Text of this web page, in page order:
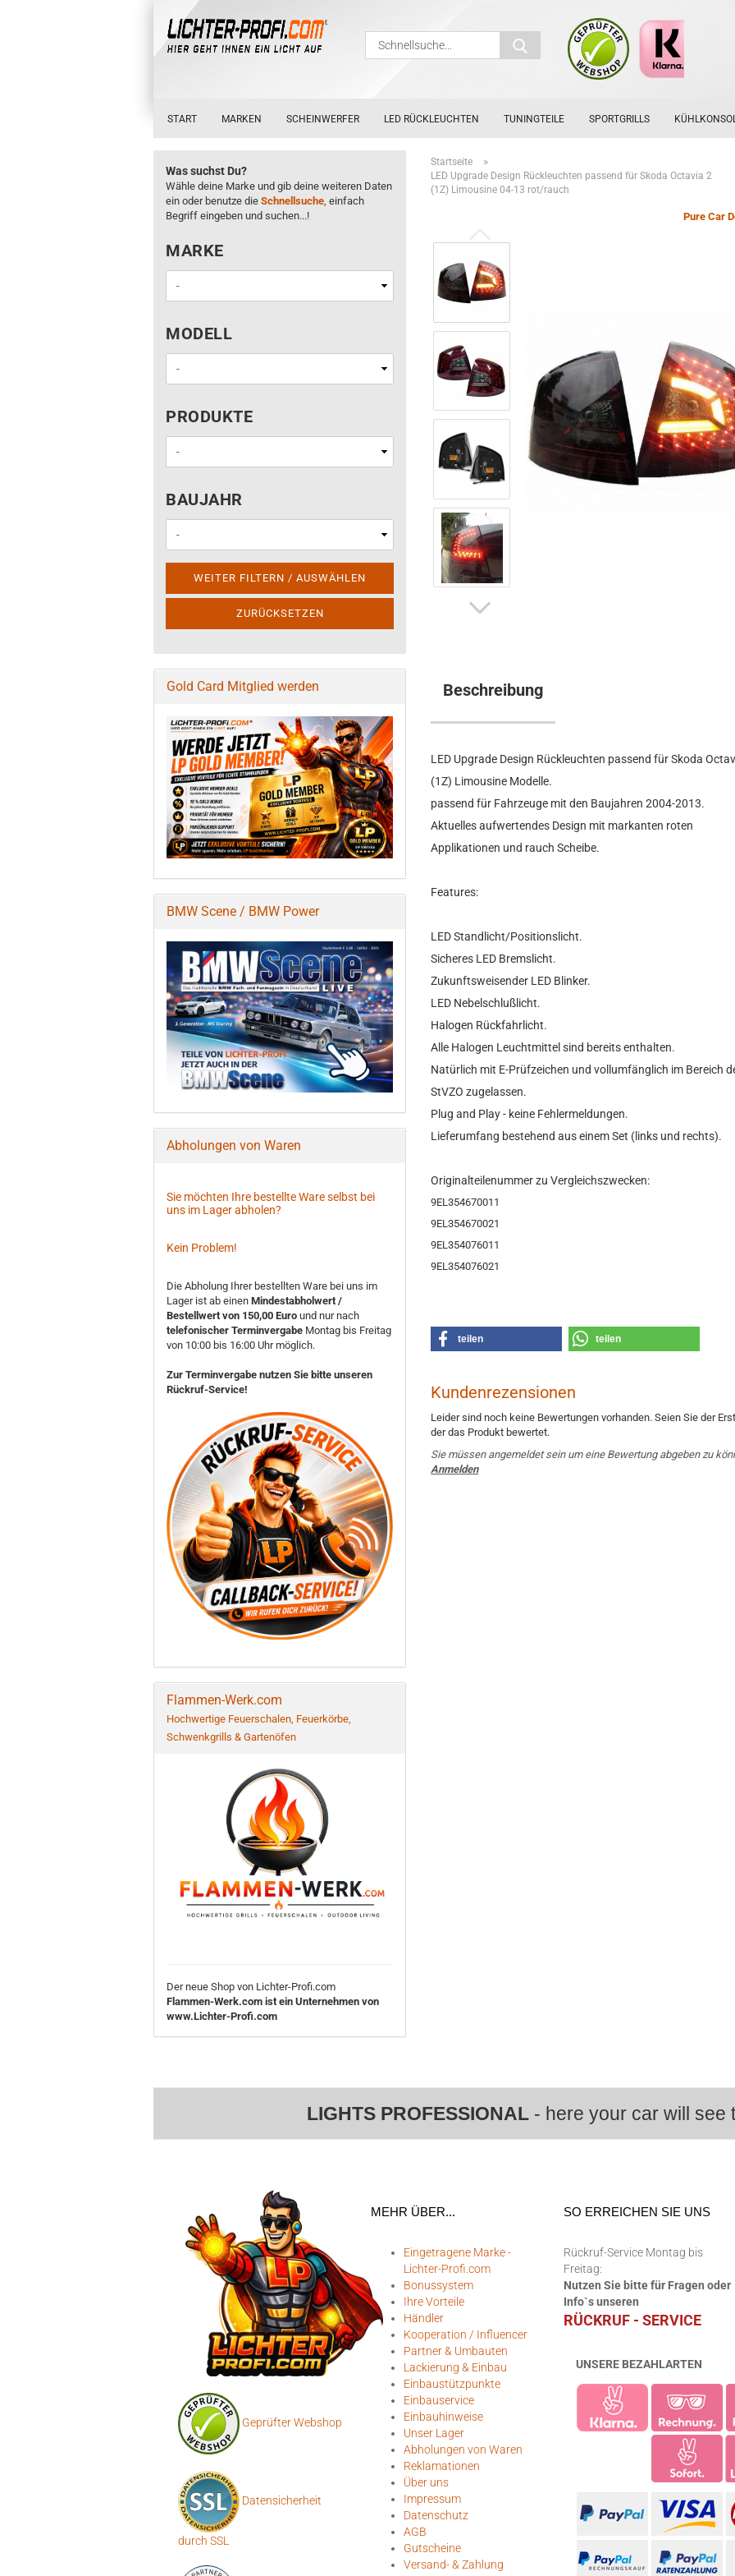
Schnellsuche...
START MARKEN SCHEINWERFER LED RÜCKLEUCHTEN TUNINGTEILE SPORTGRILLS
Startseite »
LED Upgrade Design Rückleuchten passend für Skoda Octavia 2
(1Z) Limousine 04-13 rot/rauch
Pure Car
Beschreibung
LED Upgrade Design Rückleuchten passend für Skoda
(1Z) Limousine Modelle.
passend für Fahrzeuge mit den Baujahren 2004-2013.
Aktuelles aufwertendes Design mit markanten roten
Applikationen und rauch Scheibe.
Features:
LED Standlicht/Positionslicht.
Sicheres LED Bremslicht.
Zukunftsweisender LED Blinker.
LED Nebelschlußlicht.
Halogen Rückfahrlicht.
Alle Halogen Leuchtmittel sind bereits enthalten.
Natürlich mit E-Prüfzeichen und vollumfänglich im Bereich
StVZO zugelassen.
Plug and Play - keine Fehlermeldungen.
Lieferumfang bestehend aus einem Set (links und rechts).
Originalteilenummer zu Vergleichszwecken:
9EL354670011
9EL354670021
9EL354076011
9EL354076021
teilen teilen
Kundenrezensionen
Leider sind noch keine Bewertungen vorhanden. Seien Sie der
der das Produkt bewertet.
Sie müssen angemeldet sein um eine Bewertung abgeben zu
Anmelden
Was suchst Du?
Wähle deine Marke und gib deine weiteren Daten
ein oder benutze die Schnellsuche, einfach
Begriff eingeben und suchen...!
MARKE
MARKE
MODELL
MODELL
PRODUKTE
PRODUKTE
BAUJAHR
BAUJAHR
WEITER FILTERN / AUSWÄHLEN
ZURÜCKSETZEN
Gold Card Mitglied werden
BMW Scene / BMW Power
Abholungen von Waren
Sie möchten Ihre bestellte Ware selbst bei
uns im Lager abholen?
Kein Problem!
Die Abholung Ihrer bestellten Ware bei uns im
Lager ist ab einen Mindestabholwert /
Bestellwert von 150,00 Euro und nur nach
telefonischer Terminvergabe Montag bis Freitag
von 10:00 bis 16:00 Uhr möglich.
Zur Terminvergabe nutzen Sie bitte unseren
Rückruf-Service!
Flammen-Werk.com
Hochwertige Feuerschalen, Feuerkörbe,
Schwenkgrills & Gartenöfen
Der neue Shop von Lichter-Profi.com
Flammen-Werk.com ist ein Unternehmen von
www.Lichter-Profi.com
LIGHTS PROFESSIONAL- here your car will see
Geprüfter Webshop
Datensicherheit
durch SSL
MEHR ÜBER...
Eingetragene Marke -
Lichter-Profi.com
Bonussystem
Ihre Vorteile
Händler
Kooperation / Influencer
Partner & Umbauten
Lackierung & Einbau
Einbaustützpunkte
Einbauservice
Einbauhinweise
Unser Lager
Abholungen von Waren
Reklamationen
Über uns
Impressum
Datenschutz
AGB
Gutscheine
Versand- & Zahlung
SO ERREICHEN SIE UNS
Rückruf-Service Montag bis
Freitag:
Nutzen Sie bitte für Fragen oder
Info`s unseren
RÜCKRUF - SERVICE
UNSERE BEZAHLARTEN